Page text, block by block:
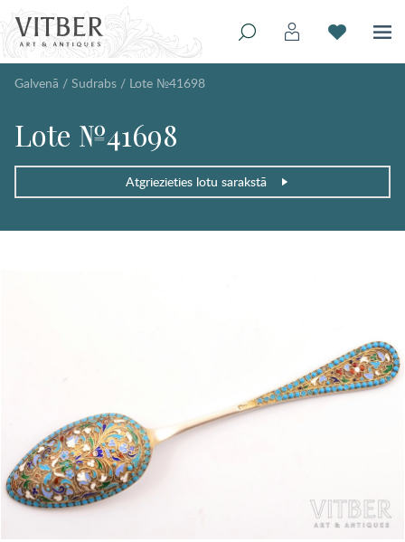
Galvenā / Sudrabs / Lote №41698
Lote №41698
Atgriezieties lotu sarakstā